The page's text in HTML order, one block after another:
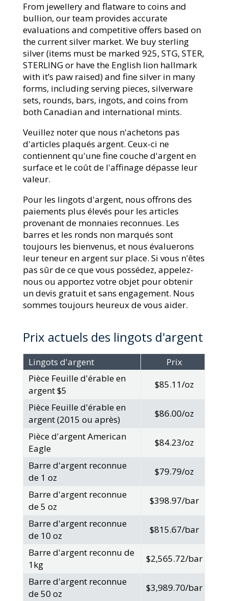
From jewellery and flatware to coins and
bullion, our team provides accurate
evaluations and competitive offers based on
the current silver market. We buy sterling
silver (items must be marked 925, STG, STER,
STERLING or have the English lion hallmark
with it’s paw raised) and fine silver in many
forms, including serving pieces, silverware
sets, rounds, bars, ingots, and coins from
both Canadian and international mints.
Veuillez noter que nous n'achetons pas
d'articles plaqués argent. Ceux-ci ne
contiennent qu'une fine couche d'argent en
surface et le coût de l'affinage dépasse leur
valeur.
Pour les lingots d'argent, nous offrons des
paiements plus élevés pour les articles
provenant de monnaies reconnues. Les
barres et les ronds non marqués sont
toujours les bienvenus, et nous évaluerons
leur teneur en argent sur place. Si vous n'êtes
pas sûr de ce que vous possédez, appelez-
nous ou apportez votre objet pour obtenir
un devis gratuit et sans engagement. Nous
sommes toujours heureux de vous aider.
Prix actuels des lingots d'argent
Lingots d'argent
Prix
Pièce Feuille d'érable en
argent $5
$85.11/oz
Pièce Feuille d'érable en
argent (2015 ou après)
$86.00/oz
Pièce d'argent American
Eagle
$84.23/oz
Barre d'argent reconnue
de 1 oz
$79.79/oz
Barre d'argent reconnue
de 5 oz
$398.97/bar
Barre d'argent reconnue
de 10 oz
$815.67/bar
Barre d'argent reconnu de
1kg
$2,565.72/bar
Barre d'argent reconnue
de 50 oz
$3,989.70/bar